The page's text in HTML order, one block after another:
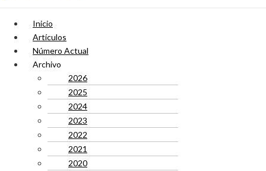
Inicio
Artículos
Número Actual
Archivo
2026
2025
2024
2023
2022
2021
2020